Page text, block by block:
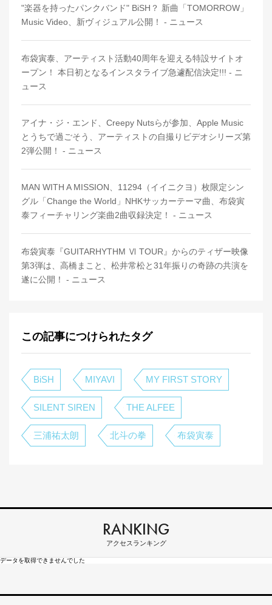
"楽器を持ったパンクバンド" BiSH？ 新曲「TOMORROW」
Music Video、新ヴィジュアル公開！ - ニュース
布袋寅泰、アーティスト活動40周年を迎える特設サイトオ
ープン！ 本日初となるインスタライブ急遽配信決定!!! - ニ
ュース
アイナ・ジ・エンド、Creepy Nutsらが参加、Apple Music
とうちで過ごそう、アーティストの自撮りビデオシリーズ第
2弾公開！ - ニュース
MAN WITH A MISSION、11294（イイニクヨ）枚限定シン
グル「Change the World」NHKサッカーテーマ曲、布袋寅
泰フィーチャリング楽曲2曲収録決定！ - ニュース
布袋寅泰『GUITARHYTHM Ⅵ TOUR』からのティザー映像
第3弾は、高橋まこと、松井常松と31年振りの奇跡の共演を
遂に公開！ - ニュース
この記事につけられたタグ
BiSH MIYAVI MY FIRST STORY
SILENT SIREN THE ALFEE
三浦祐太朗 北斗の拳 布袋寅泰
RANKING
アクセスランキング
データを取得できませんでした